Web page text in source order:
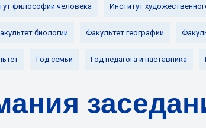
философии человека Институт
биологии Факультет географии
Год семьи Год педагога и наставника